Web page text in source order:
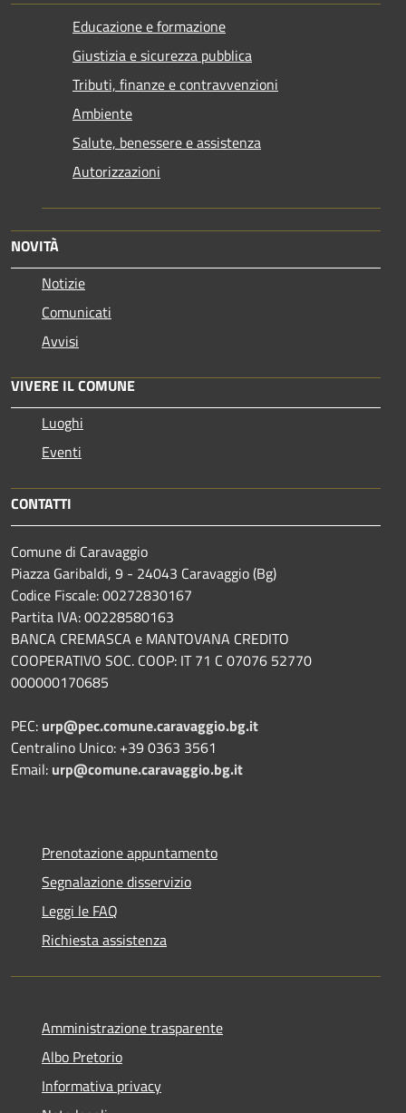
Educazione e formazione
Giustizia e sicurezza pubblica
Tributi, finanze e contravvenzioni
Ambiente
Salute, benessere e assistenza
Autorizzazioni
NOVITÀ
Notizie
Comunicati
Avvisi
VIVERE IL COMUNE
Luoghi
Eventi
CONTATTI
Comune di Caravaggio
Piazza Garibaldi, 9 - 24043 Caravaggio (Bg)
Codice Fiscale: 00272830167
Partita IVA: 00228580163
BANCA CREMASCA e MANTOVANA CREDITO
COOPERATIVO SOC. COOP: IT 71 C 07076 52770
000000170685
PEC: urp@pec.comune.caravaggio.bg.it
Centralino Unico: +39 0363 3561
Email: urp@comune.caravaggio.bg.it
Prenotazione appuntamento
Segnalazione disservizio
Leggi le FAQ
Richiesta assistenza
Amministrazione trasparente
Albo Pretorio
Informativa privacy